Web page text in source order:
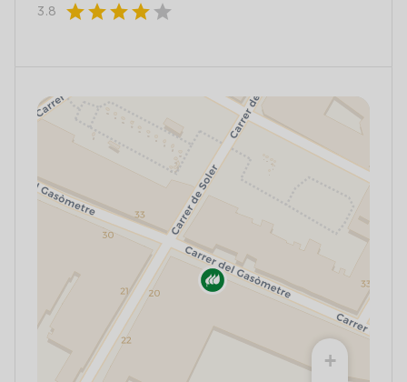
3.8 starstarstarstar star
+